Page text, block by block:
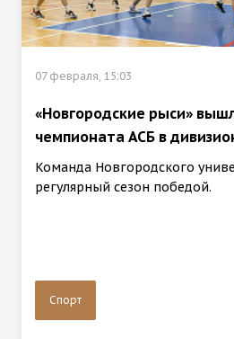
07 февраля, 15:03
«Новгородские рыси»
чемпионата АСБ в
Команда Новгородского
регулярный сезон победой.
Спорт